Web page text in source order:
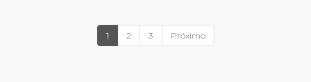
1 2 3 Próximo